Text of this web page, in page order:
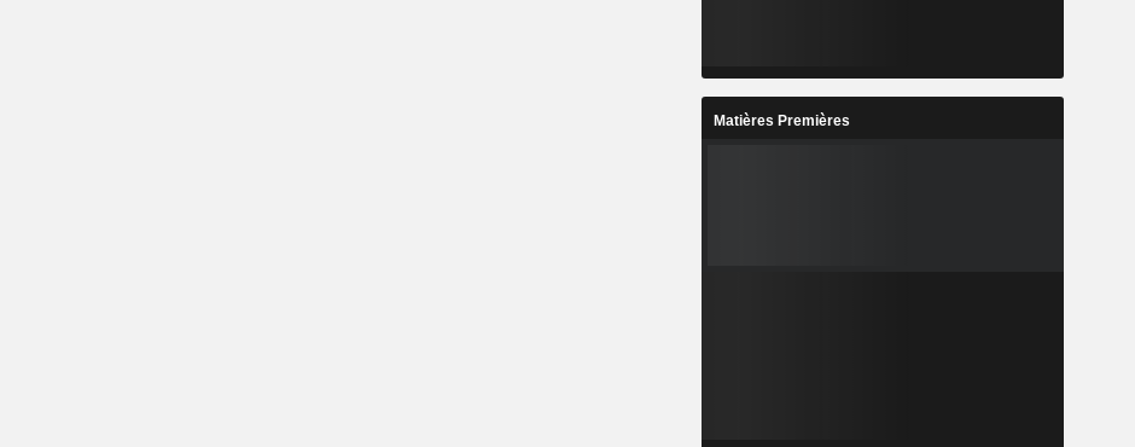
Matières Premières